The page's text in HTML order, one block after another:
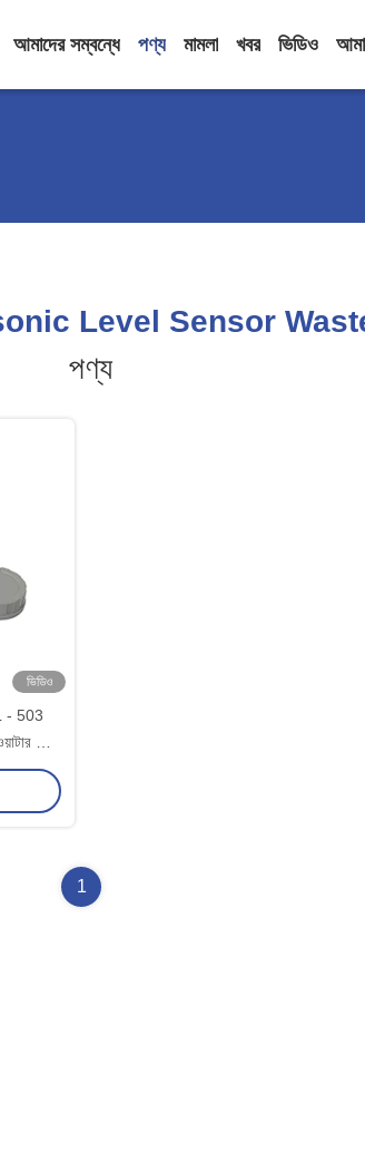
আমাদের সম্বন্ধে পণ্য মামলা খবর ভিডিও
Level Sensor
পণ্য
ভিডিও
- 503
কাস্ট
1